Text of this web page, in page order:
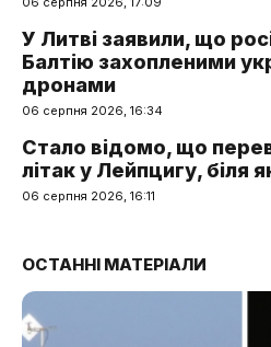
У Литві заявили, що
Балтію захопленими
дронами
06 серпня 2026, 16:34
Стало відомо, що
літак у Лейпцигу, біля
06 серпня 2026, 16:11
ОСТАННІ МАТЕРІАЛИ